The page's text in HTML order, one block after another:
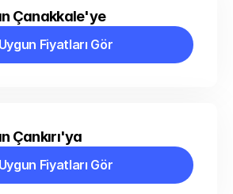
Çanakkale'ye
Uygun Fiyatları Gör
Fiyatları Gör
Çankırı'ya
Uygun Fiyatları Gör
Fiyatları Gör